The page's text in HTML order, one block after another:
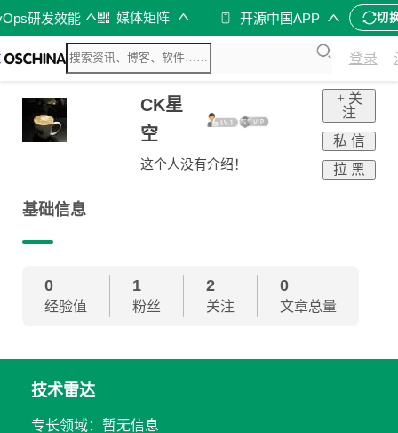
研发效能 媒体矩阵 开源中国APP 切
登录
CK星
空
这个人没有介绍！
+ 关
注
私 信
拉 黑
基础信息
0
经验值
1
粉丝
2
关注
0
文章总量
技术雷达
专长领域：暂无信息